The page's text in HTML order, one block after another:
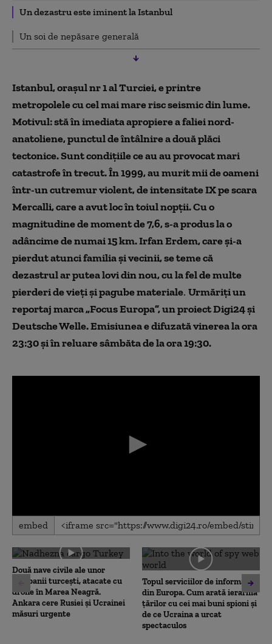
Un dezastru este iminent la Istanbul
Un soi de nepăsare generală
Istanbul, orașul nr 1 al Turciei, e printre
metropolele cu cel mai mare risc seismic din lume.
Motivul: stă în imediata apropiere a faliei nord-
anatoliene, punctul de întâlnire a două plăci
tectonice. Sunt condițiile ce au au provocat mari
catastrofe în trecut. În 1999,au murit mii de oameni
într-un cutremur violent, de intensitate IX pe scara
Mercalli, care a avut loc în toiul nopții.Cu o
magnitudine de moment de 7,6, s-a produs la o
adâncime de numai 15 km. Irfan Erdem, care și-a
pierdut atunci familia și vecinii, se teme că
dezastrul ar putea lovi din nou, cu la fel de multe
pierderi de vieți și pagube materiale. Urmăriți un
reportaj marca „Focus Europa”, un proiect Digi24 şi
Deutsche Welle. Emisiunea e difuzată vinerea la ora
23:30 și în reluare sâmbăta de la ora 19:30.
0
seconds
0
seconds
embed
Două nave civile ale unor
companii turcești, atacate cu
drone în Marea Neagră.
Ankara cere Rusiei și Ucrainei
măsuri urgente
Topul serviciilor de informații
din Europa. Cum arată ierarhia
țărilor cu cei mai buni spioni și
de ce Ucraina a urcat
spectaculos